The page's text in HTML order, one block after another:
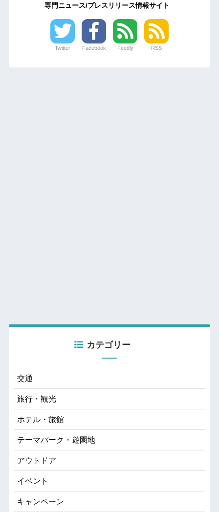
専門ニュース/プレスリリース情報サイト
Twitter Facebook Feedly RSS
カテゴリー
交通
旅行・観光
ホテル・旅館
テーマパーク・遊園地
アウトドア
イベント
キャンペーン